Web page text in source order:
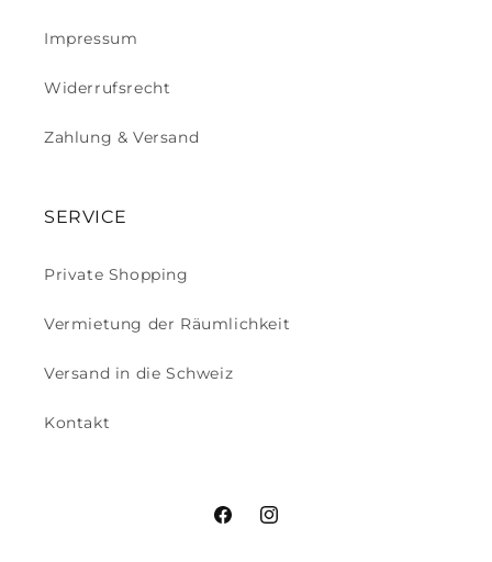
Impressum
Widerrufsrecht
Zahlung & Versand
SERVICE
Private Shopping
Vermietung der Räumlichkeit
Versand in die Schweiz
Kontakt
FacebookInstagram